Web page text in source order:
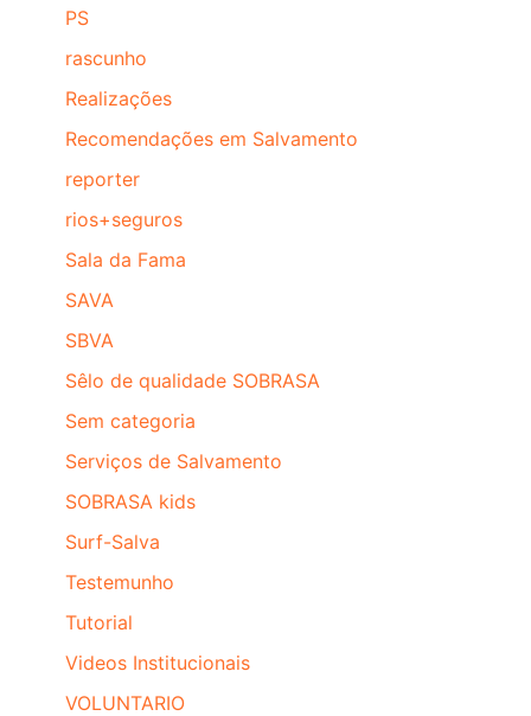
PS
rascunho
Realizações
Recomendações em Salvamento
reporter
rios+seguros
Sala da Fama
SAVA
SBVA
Sêlo de qualidade SOBRASA
Sem categoria
Serviços de Salvamento
SOBRASA kids
Surf-Salva
Testemunho
Tutorial
Videos Institucionais
VOLUNTARIO